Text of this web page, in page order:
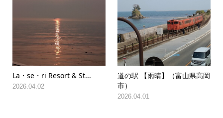
La・se・ri Resort & St...
2026.04.02
道の駅 【雨晴】（富山県高岡
市）
2026.04.01